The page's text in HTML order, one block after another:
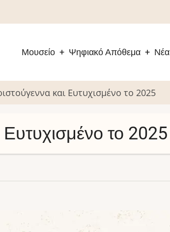
Μουσείο Ψηφιακό Απόθεμα Νέα
και Ευτυχισμένο το 2025
το 2025